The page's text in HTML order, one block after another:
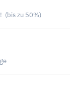
(bis zu 50%)